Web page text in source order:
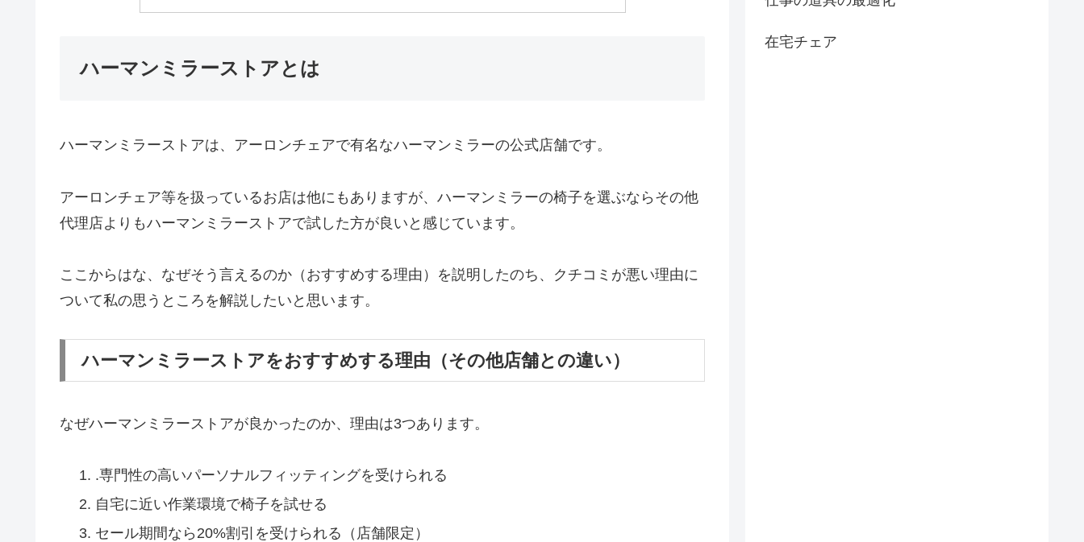
ハーマンミラーストアとは
ハーマンミラーストアは、アーロンチェアで有名なハーマンミラーの公式店舗です。
アーロンチェア等を扱っているお店は他にもありますが、ハーマンミラーの椅子を選ぶならその他
代理店よりもハーマンミラーストアで試した方が良いと感じています。
ここからはな、なぜそう言えるのか（おすすめする理由）を説明したのち、クチコミが悪い理由に
ついて私の思うところを解説したいと思います。
ハーマンミラーストアをおすすめする理由（その他店舗との違い）
なぜハーマンミラーストアが良かったのか、理由は3つあります。
.専門性の高いパーソナルフィッティングを受けられる
自宅に近い作業環境で椅子を試せる
セール期間なら20%割引を受けられる（店舗限定）
在宅チェア